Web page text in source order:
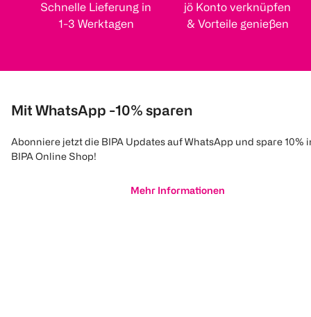
Schnelle Lieferung in
1-3 Werktagen
jö Konto verknüpfen
& Vorteile genießen
Mit WhatsApp -10% sparen
Abonniere jetzt die BIPA Updates auf WhatsApp und spare 10%
BIPA Online Shop!
Mehr Informationen